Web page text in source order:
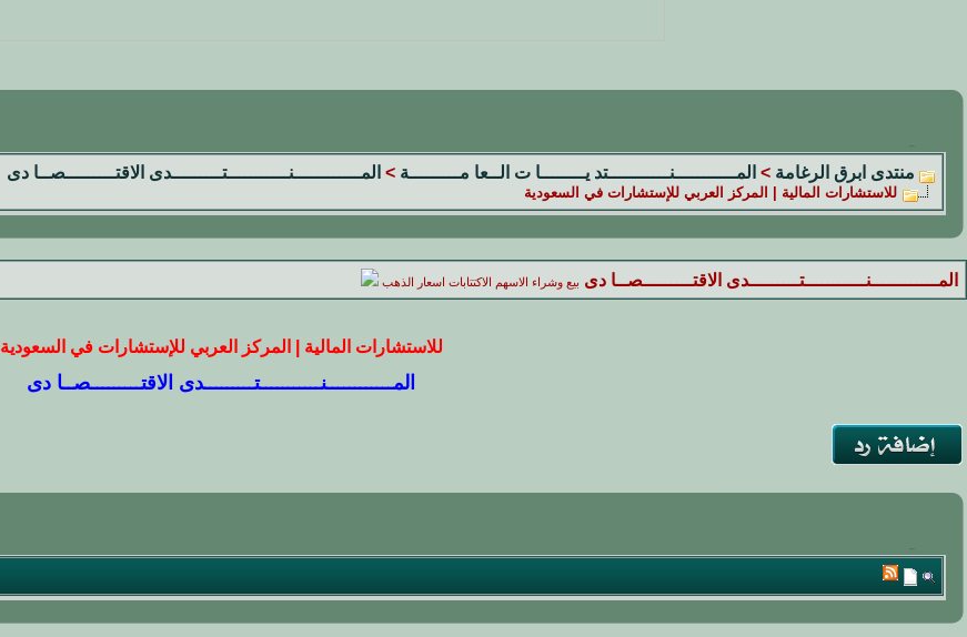
منتدى ابرق الرغامة > المـــــــــــنـــــــــــتد يــــــــا ت الــعا مـــــــــة > المــــــــــــنـــــــــــتـــــــــدى الاقتـــــــــصــا دى
للاستشارات المالية | المركز العربي للإستشارات في السعودية
المــــــــــــنـــــــــــتـــــــــدى الاقتـــــــــصــا دى بيع وشراء الاسهم الاكتتابات اسعار الذهب
للاستشارات المالية | المركز العربي للإستشارات في السعودية
المــــــــــــنـــــــــــتـــــــــدى الاقتـــــــــصــا دى